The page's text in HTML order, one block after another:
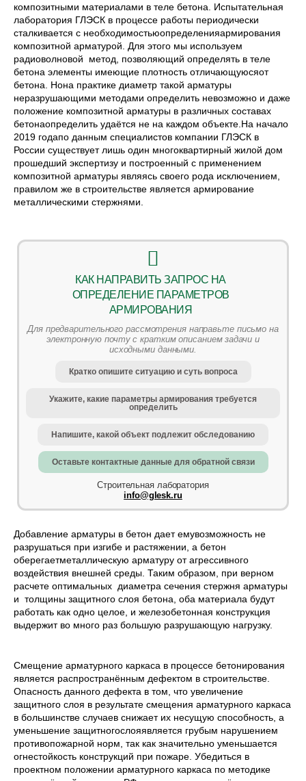
композитными материалами в теле бетона. Испытательная
лаборатория ГЛЭСК в процессе работы периодически
сталкивается с необходимостьюопределенияармирования
композитной арматурой. Для этого мы используем
радиоволновой метод, позволяющий определять в теле
бетона элементы имеющие плотность отличающуюсяот
бетона. Нона практике диаметр такой арматуры
неразрушающими методами определить невозможно и даже
положение композитной арматуры в различных составах
бетонаопределить удаётся не на каждом объекте.На начало
2019 годапо данным специалистов компании ГЛЭСК в
России существует лишь один многоквартирный жилой дом
прошедший экспертизу и построенный с применением
композитной арматуры являясь своего рода исключением,
правилом же в строительстве является армирование
металлическими стержнями.
КАК НАПРАВИТЬ ЗАПРОС НА
ОПРЕДЕЛЕНИЕ ПАРАМЕТРОВ
АРМИРОВАНИЯ
Для предварительного рассмотрения направьте письмо на
электронную почту с кратким описанием задачи и
исходными данными.
Кратко опишите ситуацию и суть вопроса
Укажите, какие параметры армирования требуется
определить
Напишите, какой объект подлежит обследованию
Оставьте контактные данные для обратной связи
Строительная лаборатория
info@glesk.ru
Добавление арматуры в бетон дает емувозможность не
разрушаться при изгибе и растяжении, а бетон
оберегаетметаллическую арматуру от агрессивного
воздействия внешней среды. Таким образом, при верном
расчете оптимальных диаметра сечения стержня арматуры
и толщины защитного слоя бетона, оба материала будут
работать как одно целое, и железобетонная конструкция
выдержит во много раз большую разрушающую нагрузку.
Смещение арматурного каркаса в процессе бетонирования
является распространённым дефектом в строительстве.
Опасность данного дефекта в том, что увеличение
защитного слоя в результате смещения арматурного каркаса
в большинстве случаев снижает их несущую способность, а
уменьшение защитногослояявляется грубым нарушением
противопожарной норм, так как значительно уменьшается
огнестойкость конструкций при пожаре. Убедиться в
проектном положении арматурного каркаса по методике